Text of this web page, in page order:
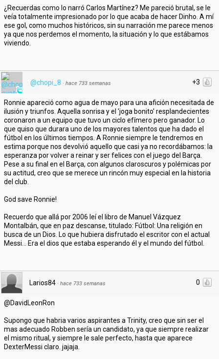
¿Recuerdas como lo narró Carlos Martínez? Me pareció brutal, se le
veía totalmente impresionado por lo que acaba de hacer Dinho. A mí
ese gol, como muchos históricos, sin su narración me parece menos
ya que nos perdemos el momento, la situación y lo que estábamos
viviendo.
+3
@chopi_8 · hace 733 semanas
Ronnie apareció como agua de mayo para una afición necesitada de
ilusión y triunfos. Aquella sonrisa y el 'joga bonito' resplandecientes
coronaron a un equipo que tuvo un ciclo efímero pero ganador. Lo
que quiso que durara uno de los mayores talentos que ha dado el
fútbol en los últimos tiempos. A Ronnie siempre le tendremos en
estima porque nos devolvió aquello que casi ya no recordábamos: la
esperanza por volver a reinar y ser felices con el juego del Barça.
Pese a su final en el Barça, con algunos claroscuros y polémicas por
su actitud, creo que se merece un rincón muy especial en la historia
del club.
God save Ronnie!
Recuerdo que allá por 2006 leí el libro de Manuel Vázquez
Montalbán, que en paz descanse, titulado: Fútbol: Una religión en
busca de un Dios. Lo que hubiera disfrutado el escritor con el actual
Messi... Era el dios que estaba esperando él y el mundo del fútbol.
0
Larios84 · hace 733 semanas
@DavidLeonRon
Supongo que habria varios aspirantes a Trinity, creo que sin ser el
mas adecuado Robben sería un candidato, ya que siempre realizar
el mismo ritual, y siempre le sale perfecto, hasta que aparece
DexterMessi claro. jajaja.